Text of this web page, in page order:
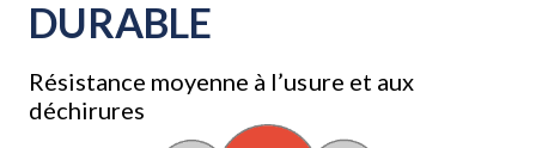
DURABLE
Résistance moyenne à l’usure et aux
déchirures